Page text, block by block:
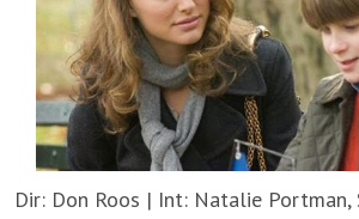
Dir: Don Roos | Int: Natalie Portman,